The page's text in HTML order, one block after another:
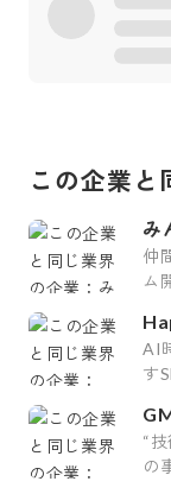
この企業と
み
仲
ム
AI
す
“
の